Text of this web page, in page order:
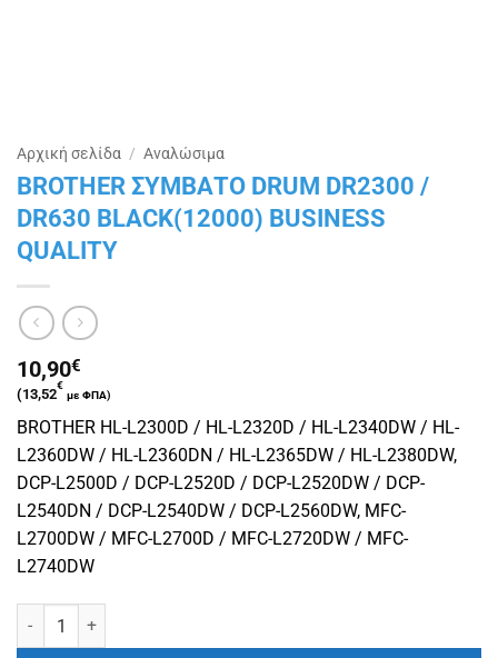
Αρχική σελίδα / Αναλώσιμα
BROTHER ΣΥΜΒΑΤΟ DRUM DR2300 /
DR630 BLACK(12000) BUSINESS
QUALITY
10,90€
(13,52
€
με ΦΠΑ)
BROTHER HL-L2300D / HL-L2320D / HL-L2340DW / HL-
L2360DW / HL-L2360DN / HL-L2365DW / HL-L2380DW,
DCP-L2500D / DCP-L2520D / DCP-L2520DW / DCP-
L2540DN / DCP-L2540DW / DCP-L2560DW, MFC-
L2700DW / MFC-L2700D / MFC-L2720DW / MFC-
L2740DW
BROTHER ΣΥΜΒΑΤΟ DRUM DR2300 / DR630 BLACK(12000)